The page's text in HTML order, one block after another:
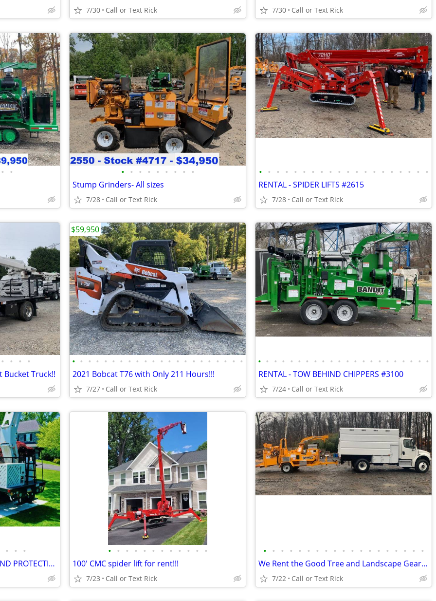
7/30 Call or Text Rick 7/30 Call or Text Rick
• • • • • • • • • • •
Stump Grinders- All sizes
7/28 Call or Text Rick
• • • • • • • • • • • • • • • • • • • •
RENTAL - SPIDER LIFTS #2615
7/28 Call or Text Rick
• • • •
Bucket Truck!!
• • • • • • • • • • • • • • • • • • • • • •
2021 Bobcat T76 with Only 211 Hours!!!
7/27 Call or Text Rick
$59,950
• • • • • • • • • • • • • • • • • • • • • •
RENTAL - TOW BEHIND CHIPPERS #3100
7/24 Call or Text Rick
• • •
ARBORMATS - ULTIMATE GROUND PROTECTION #2997
• • • • • • • • • • • •
100' CMC spider lift for rent!!!
7/23 Call or Text Rick
• • • • • • • • • • • • • • • • • • •
We Rent the Good Tree and Landscape Gear NO ONE Else Does
7/22 Call or Text Rick